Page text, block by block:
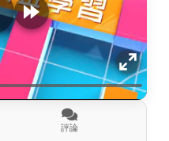
評論